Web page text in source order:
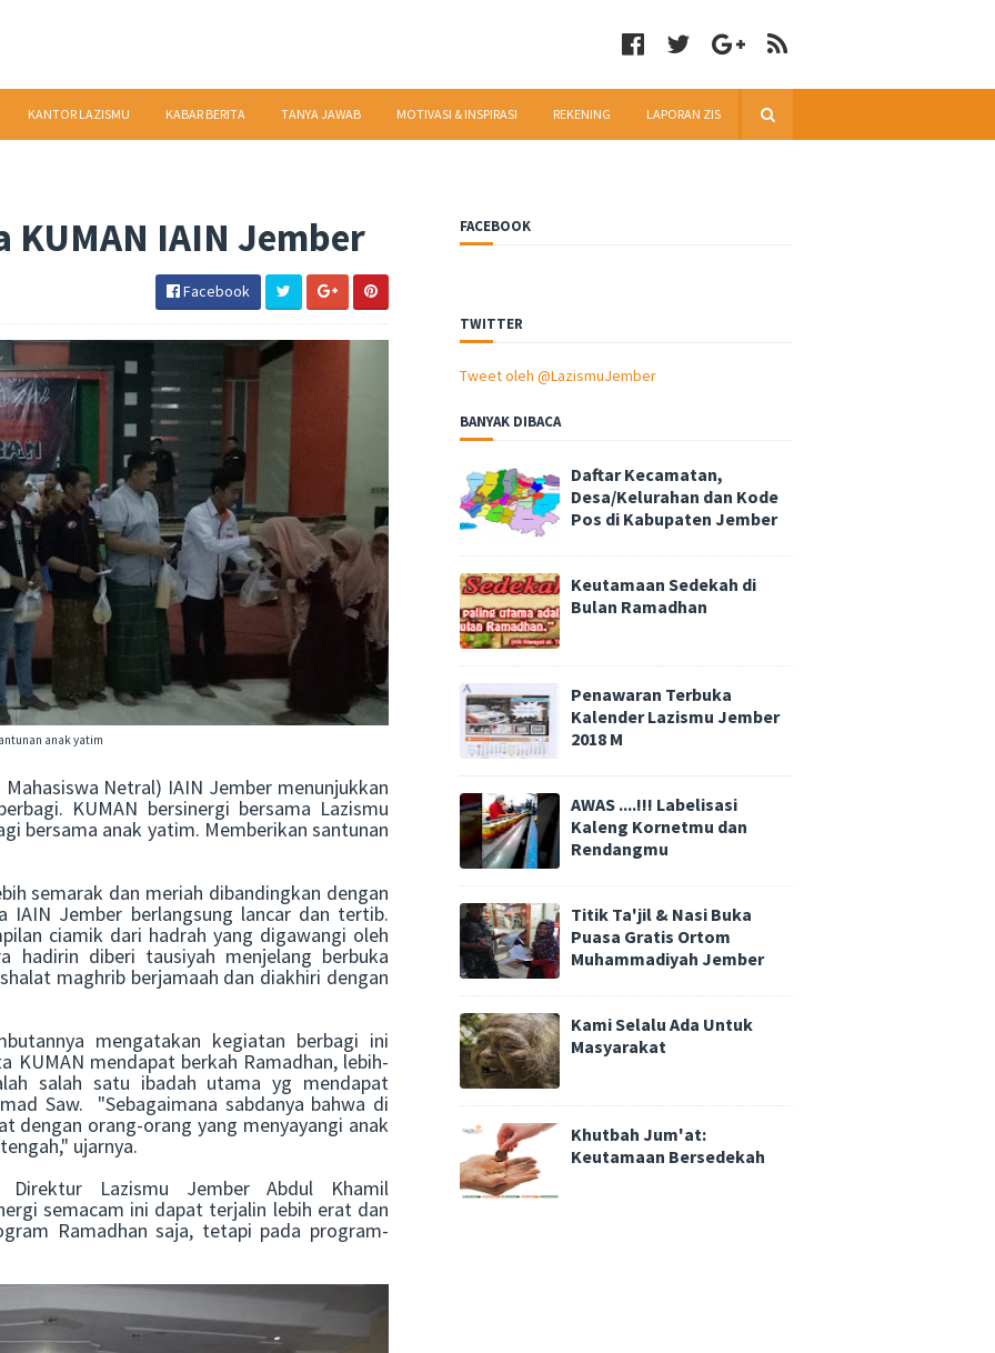
KANTOR LAZISMU KABAR BERITA TANYA JAWAB MOTIVASI & INSPIRASI REKENING LAPORAN ZIS
KUMAN IAIN Jember
Facebook
anak yatim
Netral) IAIN Jember menunjukkan
KUMAN bersinergi bersama Lazismu
bersama anak yatim. Memberikan santunan
semarak dan meriah dibandingkan dengan
IAIN Jember berlangsung lancar dan tertib.
ciamik dari hadrah yang digawangi oleh
hadirin diberi tausiyah menjelang berbuka
maghrib berjamaah dan diakhiri dengan
mengatakan kegiatan berbagi ini
KUMAN mendapat berkah Ramadhan, lebih-
salah satu ibadah utama yg mendapat
Saw. "Sebagaimana sabdanya bahwa di
dengan orang-orang yang menyayangi anak
ujarnya.
Lazismu Jember Abdul Khamil
semacam ini dapat terjalin lebih erat dan
Ramadhan saja, tetapi pada program-
FACEBOOK
TWITTER
Tweet oleh @LazismuJember
BANYAK DIBACA
Daftar Kecamatan,
Desa/Kelurahan dan Kode
Pos di Kabupaten Jember
Keutamaan Sedekah di
Bulan Ramadhan
Penawaran Terbuka
Kalender Lazismu Jember
2018 M
AWAS ....!!! Labelisasi
Kaleng Kornetmu dan
Rendangmu
Titik Ta'jil & Nasi Buka
Puasa Gratis Ortom
Muhammadiyah Jember
Kami Selalu Ada Untuk
Masyarakat
Khutbah Jum'at:
Keutamaan Bersedekah